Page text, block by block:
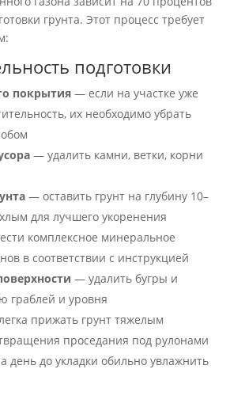
грунта. Этот процесс требует
подготовки
покрытия — если на участке уже
их необходимо убрать
— удалить камни, ветки, корни
— оставить грунт на глубину 10–
для лучшего укоренения
комплексное минеральное
в соответствии с инструкцией
— удалить бугры и
граблей и уровня
прижать грунт тяжелым
проседания под рулонами
день до укладки обильно увлажнить